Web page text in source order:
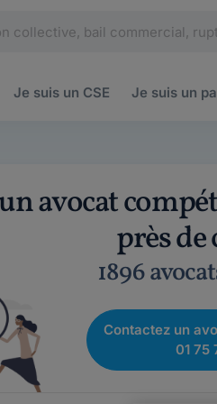
Je suis un CSE Je suis un
avocat
près de
1896
Contactez un
01 75